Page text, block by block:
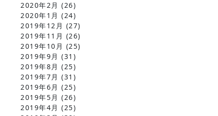
2020年2月 (26)
2020年1月 (24)
2019年12月 (27)
2019年11月 (26)
2019年10月 (25)
2019年9月 (31)
2019年8月 (25)
2019年7月 (31)
2019年6月 (25)
2019年5月 (26)
2019年4月 (25)